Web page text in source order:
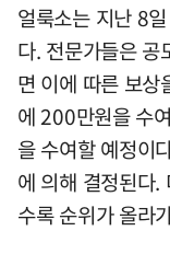
얼룩소는 지난 8
다. 전문가들은 공
면 이에 따른 보
에 200만원을 수
을 수여할 예정이
에 의해 결정된다.
수록 순위가 올라